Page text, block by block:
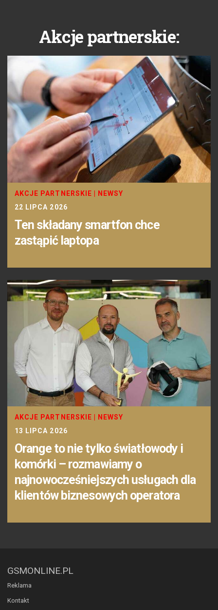
Akcje partnerskie:
AKCJE PARTNERSKIE
NEWSY
22 LIPCA 2026
Ten składany smartfon chce
zastąpić laptopa
AKCJE PARTNERSKIE
NEWSY
13 LIPCA 2026
Orange to nie tylko światłowody i
komórki – rozmawiamy o
najnowocześniejszych usługach dla
klientów biznesowych operatora
GSMONLINE.PL
Reklama
Kontakt